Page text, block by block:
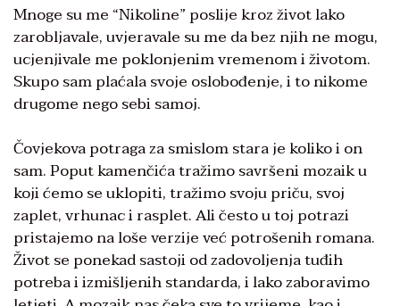
Mnoge su me “Nikoline” poslije kroz život lako
zarobljavale, uvjeravale su me da bez njih ne mogu,
ucjenjivale me poklonjenim vremenom i životom.
Skupo sam plaćala svoje oslobođenje, i to nikome
drugome nego sebi samoj.
Čovjekova potraga za smislom stara je koliko i on
sam. Poput kamenčića tražimo savršeni mozaik u
koji ćemo se uklopiti, tražimo svoju priču, svoj
zaplet, vrhunac i rasplet. Ali često u toj potrazi
pristajemo na loše verzije već potrošenih romana.
Život se ponekad sastoji od zadovoljenja tuđih
potreba i izmišljenih standarda, i lako zaboravimo